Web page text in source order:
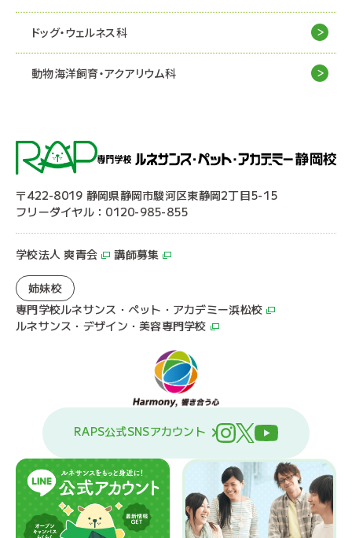
ドッグ・ウェルネス科
動物海洋飼育・アクアリウム科
〒422-8019 静岡県静岡市駿河区東静岡2丁目5-15
フリーダイヤル：0120-985-855
学校法人 爽青会 講師募集
姉妹校
専門学校ルネサンス・ペット・アカデミー浜松校
ルネサンス・デザイン・美容専門学校
RAPS公式SNSアカウント